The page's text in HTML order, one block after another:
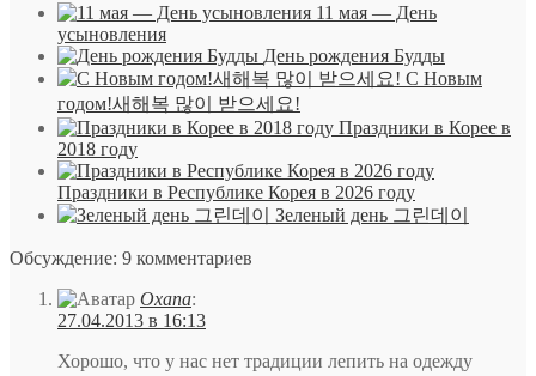
11 мая — День
усыновления
День рождения Будды
С Новым
годом!새해복 많이 받으세요!
Праздники в Корее в
2018 году
Праздники в Республике Корея в 2026 году
Зеленый день 그린데이
Обсуждение: 9 комментариев
Oxana:
27.04.2013 в 16:13
Хорошо, что у нас нет традиции лепить на одежду